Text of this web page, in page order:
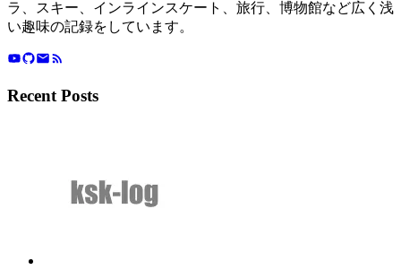
ラ、スキー、インラインスケート、旅行、博物館など広く浅
い趣味の記録をしています。
Recent Posts